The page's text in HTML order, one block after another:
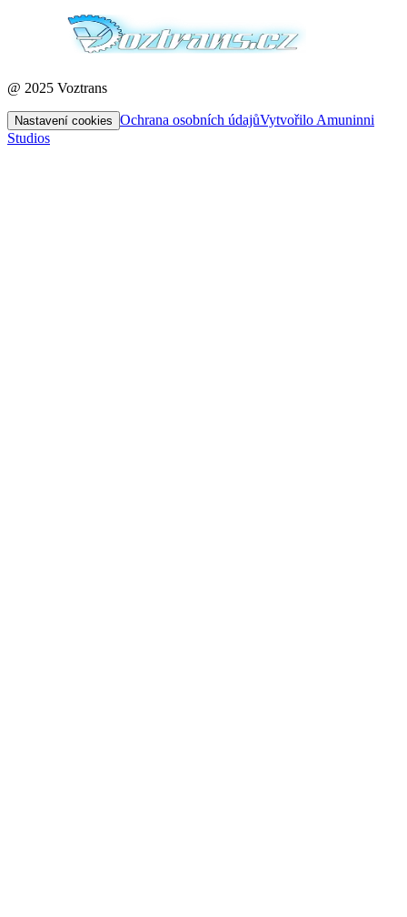
@ 2025 Voztrans
Nastavení cookies Ochrana osobních údajůVytvořilo Amuninni
Studios